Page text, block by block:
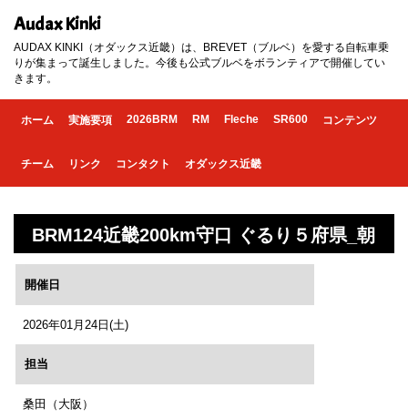
Audax Kinki
AUDAX KINKI（オダックス近畿）は、BREVET（ブルベ）を愛する自転車乗
りが集まって誕生しました。今後も公式ブルベをボランティアで開催してい
きます。
ホーム 実施要項 2026BRM RM Fleche SR600 コンテンツ
チーム リンク コンタクト オダックス近畿
BRM124近畿200km守口 ぐるり５府県_朝
開催日
2026年01月24日(土)
担当
桑田（大阪）